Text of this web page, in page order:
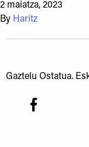
2 maiatza, 2023
By Haritz
Gaztelu Ostatua.